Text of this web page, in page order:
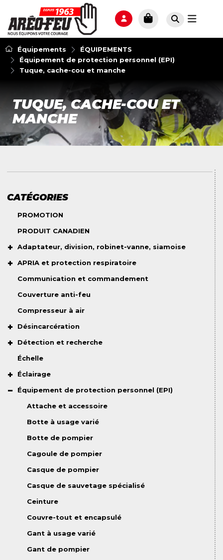
Équipements
ÉQUIPEMENTS
Équipement de protection personnel (EPI)
Tuque, cache-cou et manche
TUQUE, CACHE-COU ET
MANCHE
CATÉGORIES
PROMOTION
PRODUIT CANADIEN
Adaptateur, division, robinet-vanne, siamoise
APRIA et protection respiratoire
Communication et commandement
Couverture anti-feu
Compresseur à air
Désincarcération
Détection et recherche
Échelle
Éclairage
Équipement de protection personnel (EPI)
Attache et accessoire
Botte à usage varié
Botte de pompier
Cagoule de pompier
Casque de pompier
Casque de sauvetage spécialisé
Ceinture
Couvre-tout et encapsulé
Gant à usage varié
Gant de pompier